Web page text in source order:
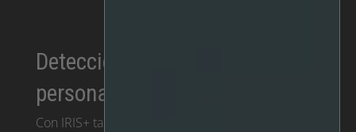
Detección de grupos de
personas
Con IRIS+ también puede identificar cuándo